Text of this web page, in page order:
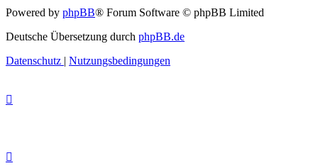
Powered by phpBB® Forum Software © phpBB Limited
Deutsche Übersetzung durch phpBB.de
Datenschutz | Nutzungsbedingungen